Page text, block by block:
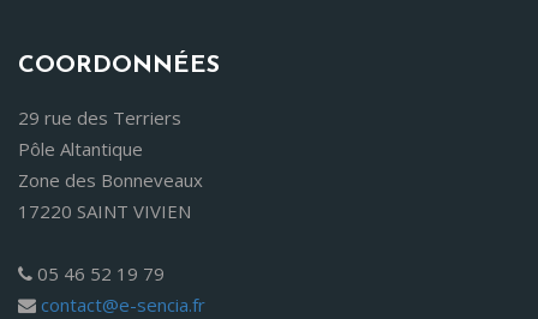
COORDONNÉES
29 rue des Terriers
Pôle Altantique
Zone des Bonneveaux
17220 SAINT VIVIEN
05 46 52 19 79
contact@e-sencia.fr